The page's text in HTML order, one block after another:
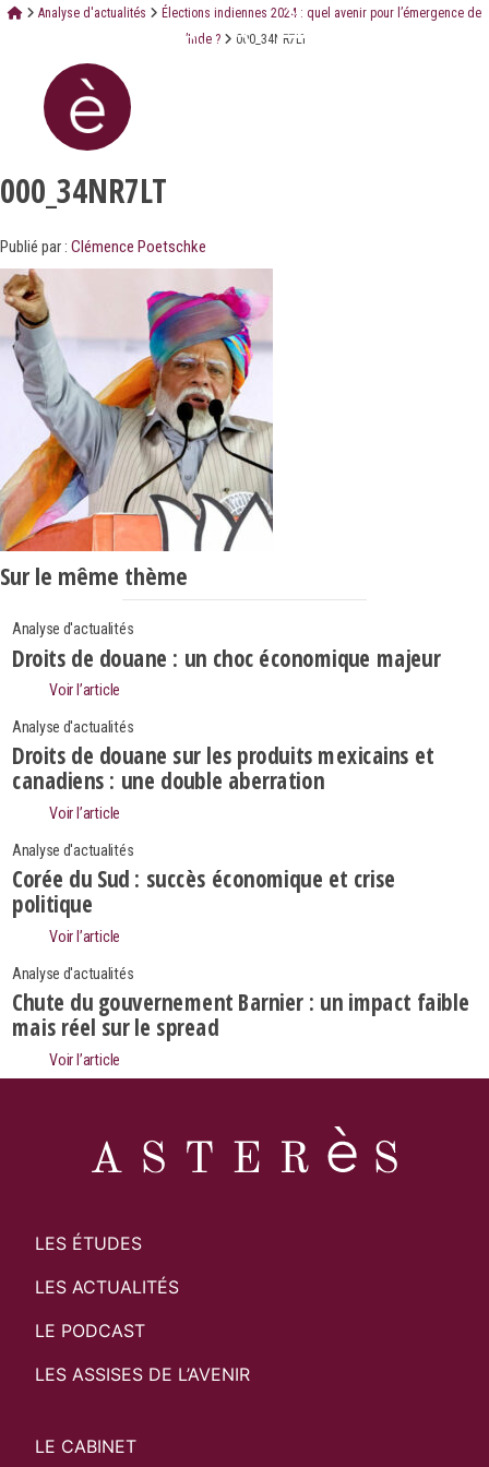
Analyse d'actualités
Élections indiennes 2024 : quel avenir pour l’émergence de
l’Inde ?
000_34NR7LT
000_34NR7LT
Publié par : Clémence Poetschke
Sur le même thème
Analyse d'actualités
Droits de douane : un choc économique majeur
Voir l’article
Analyse d'actualités
Droits de douane sur les produits mexicains et
canadiens : une double aberration
Voir l’article
Analyse d'actualités
Corée du Sud : succès économique et crise
politique
Voir l’article
Analyse d'actualités
Chute du gouvernement Barnier : un impact faible
mais réel sur le spread
Voir l’article
LES ÉTUDES
LES ACTUALITÉS
LE PODCAST
LES ASSISES DE L’AVENIR
LE CABINET
Search